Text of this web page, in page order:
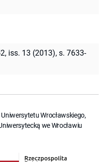
iss. 13 (2013), s. 7633-
Wrocławskiego,
we Wrocławiu